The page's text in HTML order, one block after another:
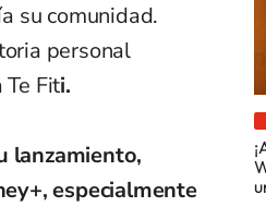
su comunidad.
personal
Fiti.
lanzamiento,
especialmente